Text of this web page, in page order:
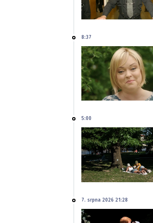
8:37
5:00
7. srpna 2026 21:28